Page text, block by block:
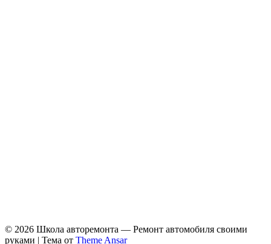
© 2026 Школа авторемонта — Ремонт автомобиля своими
руками | Тема от Theme Ansar